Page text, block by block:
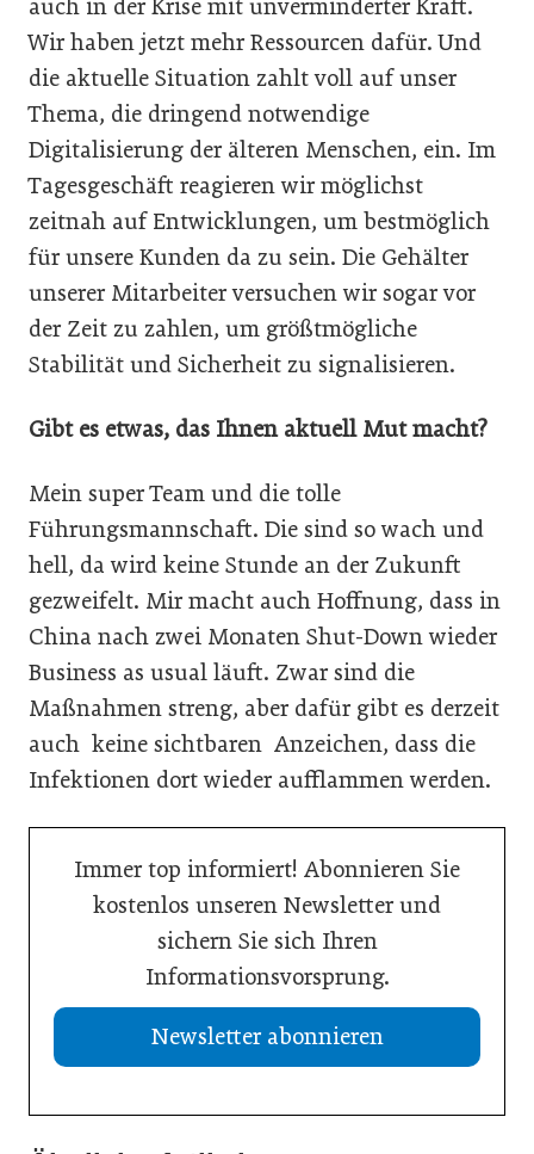
auch in der Krise mit unverminderter Kraft.
Wir haben jetzt mehr Ressourcen dafür. Und
die aktuelle Situation zahlt voll auf unser
Thema, die dringend notwendige
Digitalisierung der älteren Menschen, ein. Im
Tagesgeschäft reagieren wir möglichst
zeitnah auf Entwicklungen, um bestmöglich
für unsere Kunden da zu sein. Die Gehälter
unserer Mitarbeiter versuchen wir sogar vor
der Zeit zu zahlen, um größtmögliche
Stabilität und Sicherheit zu signalisieren.
Gibt es etwas, das Ihnen aktuell Mut macht?
Mein super Team und die tolle
Führungsmannschaft. Die sind so wach und
hell, da wird keine Stunde an der Zukunft
gezweifelt. Mir macht auch Hoffnung, dass in
China nach zwei Monaten Shut-Down wieder
Business as usual läuft. Zwar sind die
Maßnahmen streng, aber dafür gibt es derzeit
auch keine sichtbaren Anzeichen, dass die
Infektionen dort wieder aufflammen werden.
Immer top informiert! Abonnieren Sie
kostenlos unseren Newsletter und
sichern Sie sich Ihren
Informationsvorsprung.
Newsletter abonnieren